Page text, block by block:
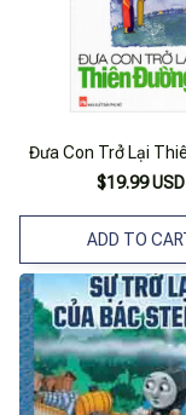
Đưa Con Trở Lại
$19.99 USD
ADD TO